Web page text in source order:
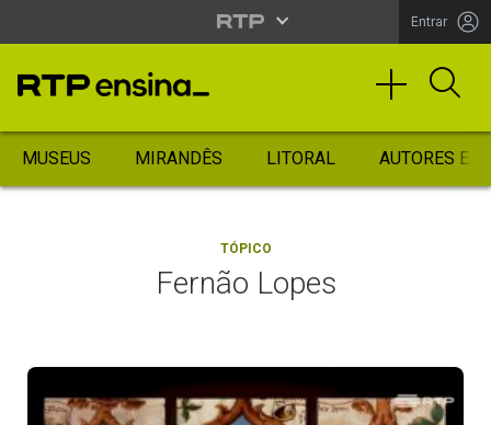
Entrar
MUSEUS MIRANDÊS LITORAL AUTORES
TÓPICO
Fernão Lopes